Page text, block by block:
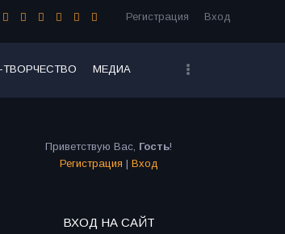
Регистрация Вход
МЕДИА
Приветствую Вас, Гость!
Регистрация | Вход
ВХОД НА САЙТ